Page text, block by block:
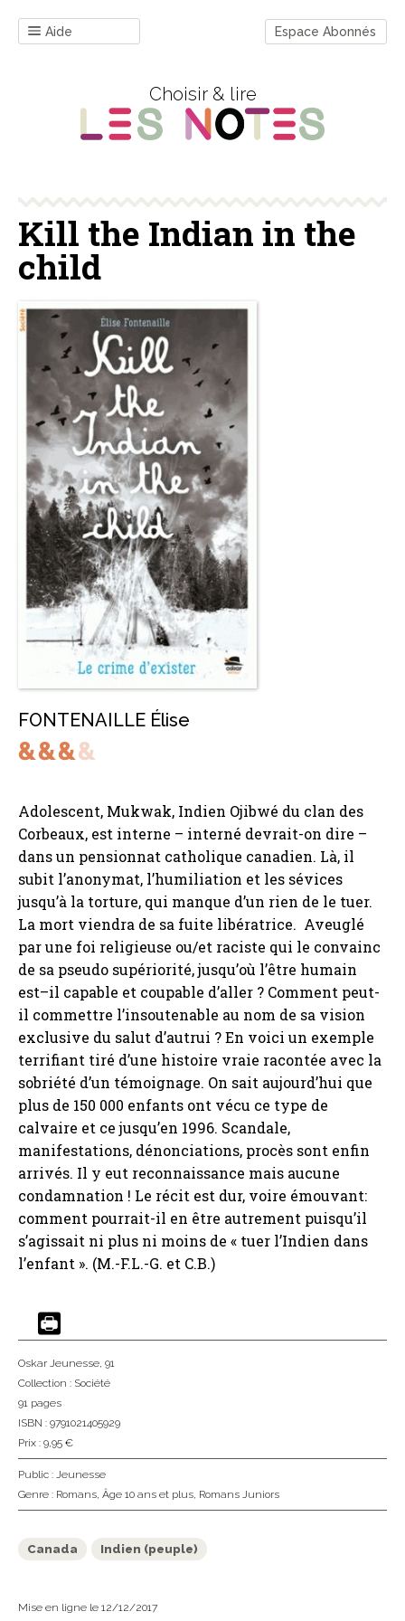
Aide Espace Abonnés
Choisir & lire
Kill the Indian in the
child
FONTENAILLE Élise
Adolescent, Mukwak, Indien Ojibwé du clan des
Corbeaux, est interne – interné devrait-on dire –
dans un pensionnat catholique canadien. Là, il
subit l’anonymat, l’humiliation et les sévices
jusqu’à la torture, qui manque d’un rien de le tuer.
La mort viendra de sa fuite libératrice. Aveuglé
par une foi religieuse ou/et raciste qui le convainc
de sa pseudo supériorité, jusqu’où l’être humain
est–il capable et coupable d’aller ? Comment peut-
il commettre l’insoutenable au nom de sa vision
exclusive du salut d’autrui ? En voici un exemple
terrifiant tiré d’une histoire vraie racontée avec la
sobriété d’un témoignage. On sait aujourd’hui que
plus de 150 000 enfants ont vécu ce type de
calvaire et ce jusqu’en 1996. Scandale,
manifestations, dénonciations, procès sont enfin
arrivés. Il y eut reconnaissance mais aucune
condamnation ! Le récit est dur, voire émouvant:
comment pourrait-il en être autrement puisqu’il
s’agissait ni plus ni moins de « tuer l’Indien dans
l’enfant ». (M.-F.L.-G. et C.B.)
Oskar Jeunesse, 91
Collection : Société
91 pages
ISBN : 9791021405929
Prix : 9,95 €
Public : Jeunesse
Genre : Romans, Âge 10 ans et plus, Romans Juniors
Canada Indien (peuple)
Mise en ligne le 12/12/2017